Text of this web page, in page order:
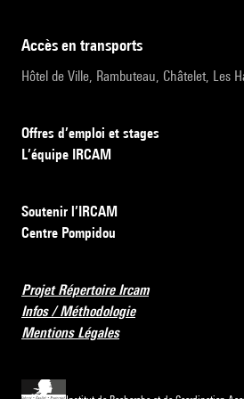
accès en transports
Hôtel de Ville, Rambuteau, Châtelet, Les
Offres d’emploi et stages
L’équipe IRCAM
Soutenir l’IRCAM
Centre Pompidou
Projet Répertoire Ircam
Infos / Méthodologie
Mentions Légales